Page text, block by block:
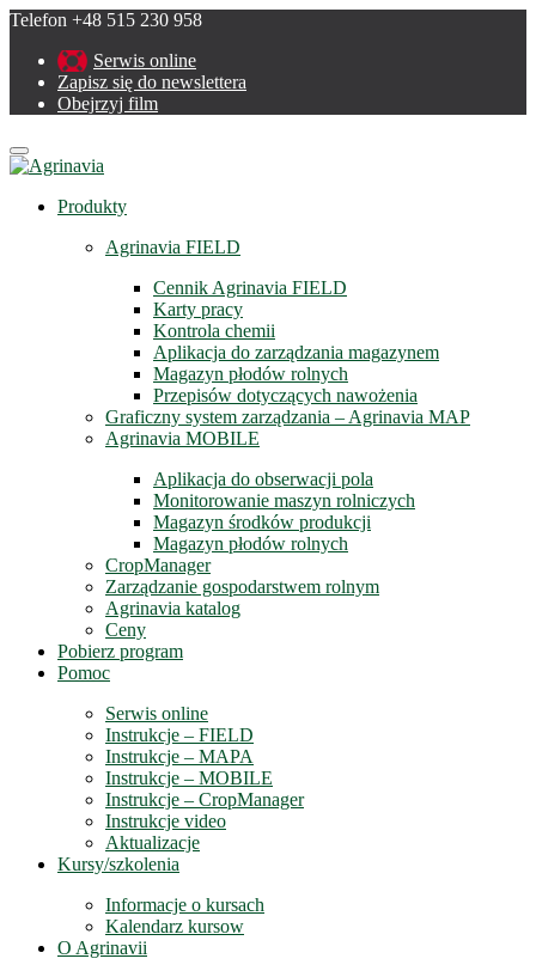
Telefon +48 515 230 958
Serwis online
Zapisz się do newslettera
Obejrzyj film
Menu
Produkty
Agrinavia FIELD
Cennik Agrinavia FIELD
Karty pracy
Kontrola chemii
Aplikacja do zarządzania magazynem
Magazyn płodów rolnych
Przepisów dotyczących nawożenia
Graficzny system zarządzania – Agrinavia MAP
Agrinavia MOBILE
Aplikacja do obserwacji pola
Monitorowanie maszyn rolniczych
Magazyn środków produkcji
Magazyn płodów rolnych
CropManager
Zarządzanie gospodarstwem rolnym
Agrinavia katalog
Ceny
Pobierz program
Pomoc
Serwis online
Instrukcje – FIELD
Instrukcje – MAPA
Instrukcje – MOBILE
Instrukcje – CropManager
Instrukcje video
Aktualizacje
Kursy/szkolenia
Informacje o kursach
Kalendarz kursow
O Agrinavii